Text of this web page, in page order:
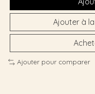
Ajouter à
Ajouter pour comparer